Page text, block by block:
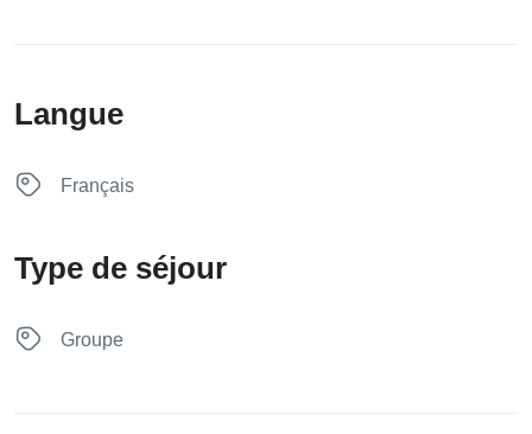
Langue
Français
Type de séjour
Groupe